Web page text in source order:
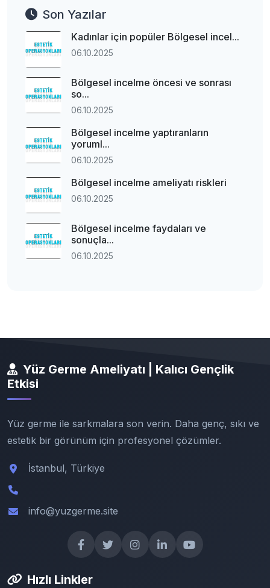
Son Yazılar
Kadınlar için popüler Bölgesel incel...
06.10.2025
Bölgesel incelme öncesi ve sonrası
so...
06.10.2025
Bölgesel incelme yaptıranların
yoruml...
06.10.2025
Bölgesel incelme ameliyatı riskleri
06.10.2025
Bölgesel incelme faydaları ve
sonuçla...
06.10.2025
Yüz Germe Ameliyatı | Kalıcı Gençlik
Etkisi
Yüz germe ile sarkmalara son verin. Daha genç, sıkı ve
estetik bir görünüm için profesyonel çözümler.
İstanbul, Türkiye
info@yuzgerme.site
Hızlı Linkler